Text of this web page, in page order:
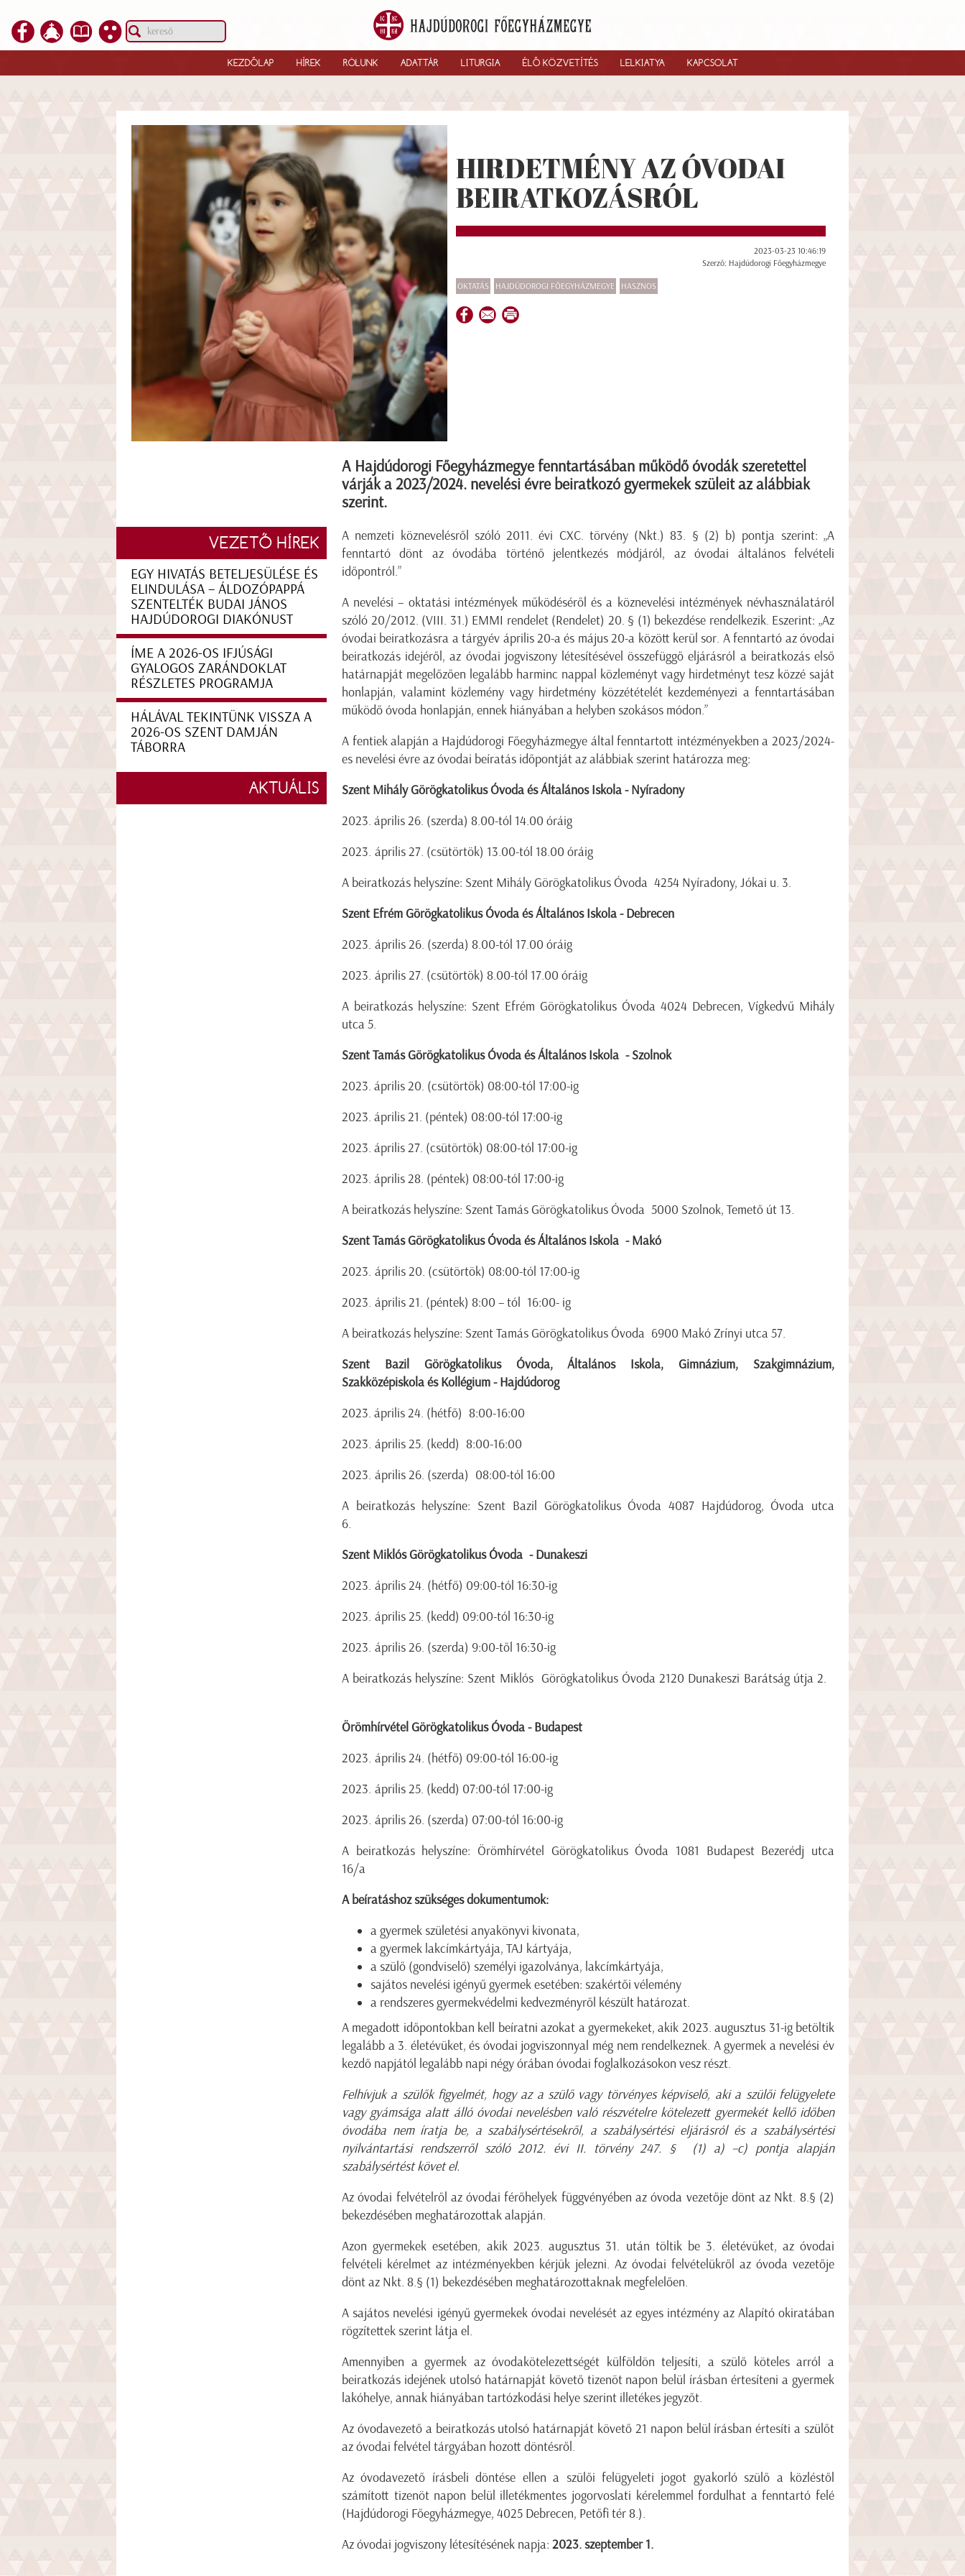
KEZDŐLAP HÍREK RÓLUNK ADATTÁR LITURGIA ÉLŐ KÖZVETÍTÉS LELKIATYA KAPCSOLAT
HIRDETMÉNY AZ ÓVODAI
BEIRATKOZÁSRÓL
2023-03-23 10:46:19
Szerző: Hajdúdorogi Főegyházmegye
OKTATÁS HAJDÚDOROGI FŐEGYHÁZMEGYE HASZNOS
A Hajdúdorogi Főegyházmegye fenntartásában működő óvodák szeretettel
várják a 2023/2024. nevelési évre beiratkozó gyermekek szüleit az alábbiak
szerint.
A nemzeti köznevelésről szóló 2011. évi CXC. törvény (Nkt.) 83. § (2) b) pontja szerint: „A
fenntartó dönt az óvodába történő jelentkezés módjáról, az óvodai általános felvételi
időpontról.”
A nevelési – oktatási intézmények működéséről és a köznevelési intézmények névhasználatáról
szóló 20/2012. (VIII. 31.) EMMI rendelet (Rendelet) 20. § (1) bekezdése rendelkezik. Eszerint: „Az
óvodai beiratkozásra a tárgyév április 20-a és május 20-a között kerül sor. A fenntartó az óvodai
beiratkozás idejéről, az óvodai jogviszony létesítésével összefüggő eljárásról a beiratkozás első
határnapját megelőzően legalább harminc nappal közleményt vagy hirdetményt tesz közzé saját
honlapján, valamint közlemény vagy hirdetmény közzétételét kezdeményezi a fenntartásában
működő óvoda honlapján, ennek hiányában a helyben szokásos módon.”
A fentiek alapján a Hajdúdorogi Főegyházmegye által fenntartott intézményekben a 2023/2024-
es nevelési évre az óvodai beíratás időpontját az alábbiak szerint határozza meg:
Szent Mihály Görögkatolikus Óvoda és Általános Iskola - Nyíradony
2023. április 26. (szerda) 8.00-tól 14.00 óráig
2023. április 27. (csütörtök) 13.00-tól 18.00 óráig
A beiratkozás helyszíne: Szent Mihály Görögkatolikus Óvoda 4254 Nyíradony, Jókai u. 3.
Szent Efrém Görögkatolikus Óvoda és Általános Iskola - Debrecen
2023. április 26. (szerda) 8.00-tól 17.00 óráig
2023. április 27. (csütörtök) 8.00-tól 17.00 óráig
A beiratkozás helyszíne: Szent Efrém Görögkatolikus Óvoda 4024 Debrecen, Vígkedvű Mihály
utca 5.
Szent Tamás Görögkatolikus Óvoda és Általános Iskola - Szolnok
2023. április 20. (csütörtök) 08:00-tól 17:00-ig
2023. április 21. (péntek) 08:00-tól 17:00-ig
2023. április 27. (csütörtök) 08:00-tól 17:00-ig
2023. április 28. (péntek) 08:00-tól 17:00-ig
A beiratkozás helyszíne: Szent Tamás Görögkatolikus Óvoda 5000 Szolnok, Temető út 13.
Szent Tamás Görögkatolikus Óvoda és Általános Iskola - Makó
2023. április 20. (csütörtök) 08:00-tól 17:00-ig
2023. április 21. (péntek) 8:00 – tól 16:00- ig
A beiratkozás helyszíne: Szent Tamás Görögkatolikus Óvoda 6900 Makó Zrínyi utca 57.
Szent Bazil Görögkatolikus Óvoda, Általános Iskola, Gimnázium, Szakgimnázium,
Szakközépiskola és Kollégium - Hajdúdorog
2023. április 24. (hétfő) 8:00-16:00
2023. április 25. (kedd) 8:00-16:00
2023. április 26. (szerda) 08:00-tól 16:00
A beiratkozás helyszíne: Szent Bazil Görögkatolikus Óvoda 4087 Hajdúdorog, Óvoda utca
6.
Szent Miklós Görögkatolikus Óvoda - Dunakeszi
2023. április 24. (hétfő) 09:00-tól 16:30-ig
2023. április 25. (kedd) 09:00-tól 16:30-ig
2023. április 26. (szerda) 9:00-től 16:30-ig
A beiratkozás helyszíne: Szent Miklós Görögkatolikus Óvoda 2120 Dunakeszi Barátság útja 2.
Örömhírvétel Görögkatolikus Óvoda - Budapest
2023. április 24. (hétfő) 09:00-tól 16:00-ig
2023. április 25. (kedd) 07:00-tól 17:00-ig
2023. április 26. (szerda) 07:00-tól 16:00-ig
A beiratkozás helyszíne: Örömhírvétel Görögkatolikus Óvoda 1081 Budapest Bezerédj utca
16/a
A beíratáshoz szükséges dokumentumok:
a gyermek születési anyakönyvi kivonata,
a gyermek lakcímkártyája, TAJ kártyája,
a szülő (gondviselő) személyi igazolványa, lakcímkártyája,
sajátos nevelési igényű gyermek esetében: szakértői vélemény
a rendszeres gyermekvédelmi kedvezményről készült határozat.
A megadott időpontokban kell beíratni azokat a gyermekeket, akik 2023. augusztus 31-ig betöltik
legalább a 3. életévüket, és óvodai jogviszonnyal még nem rendelkeznek. A gyermek a nevelési év
kezdő napjától legalább napi négy órában óvodai foglalkozásokon vesz részt.
Felhívjuk a szülők figyelmét, hogy az a szülő vagy törvényes képviselő, aki a szülői felügyelete
vagy gyámsága alatt álló óvodai nevelésben való részvételre kötelezett gyermekét kellő időben
óvodába nem íratja be, a szabálysértésekről, a szabálysértési eljárásról és a szabálysértési
nyilvántartási rendszerről szóló 2012. évi II. törvény 247. § (1) a) –c) pontja alapján
szabálysértést követ el.
Az óvodai felvételről az óvodai férőhelyek függvényében az óvoda vezetője dönt az Nkt. 8.§ (2)
bekezdésében meghatározottak alapján.
Azon gyermekek esetében, akik 2023. augusztus 31. után töltik be 3. életévüket, az óvodai
felvételi kérelmet az intézményekben kérjük jelezni. Az óvodai felvételükről az óvoda vezetője
dönt az Nkt. 8.§ (1) bekezdésében meghatározottaknak megfelelően.
A sajátos nevelési igényű gyermekek óvodai nevelését az egyes intézmény az Alapító okiratában
rögzítettek szerint látja el.
Amennyiben a gyermek az óvodakötelezettségét külföldön teljesíti, a szülő köteles arról a
beiratkozás idejének utolsó határnapját követő tizenöt napon belül írásban értesíteni a gyermek
lakóhelye, annak hiányában tartózkodási helye szerint illetékes jegyzőt.
Az óvodavezető a beiratkozás utolsó határnapját követő 21 napon belül írásban értesíti a szülőt
az óvodai felvétel tárgyában hozott döntésről.
Az óvodavezető írásbeli döntése ellen a szülői felügyeleti jogot gyakorló szülő a közléstől
számított tizenöt napon belül illetékmentes jogorvoslati kérelemmel fordulhat a fenntartó felé
(Hajdúdorogi Főegyházmegye, 4025 Debrecen, Petőfi tér 8.).
Az óvodai jogviszony létesítésének napja: 2023. szeptember 1.
VEZETŐ HÍREK
EGY HIVATÁS BETELJESÜLÉSE ÉS
ELINDULÁSA – ÁLDOZÓPAPPÁ
SZENTELTÉK BUDAI JÁNOS
HAJDÚDOROGI DIAKÓNUST
ÍME A 2026-OS IFJÚSÁGI
GYALOGOS ZARÁNDOKLAT
RÉSZLETES PROGRAMJA
HÁLÁVAL TEKINTÜNK VISSZA A
2026-OS SZENT DAMJÁN
TÁBORRA
AKTUÁLIS